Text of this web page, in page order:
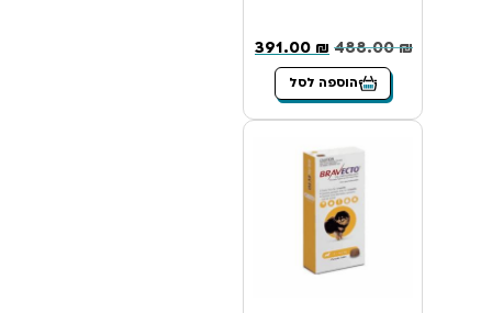
488.00₪
391.00 ₪
הוספה לסל